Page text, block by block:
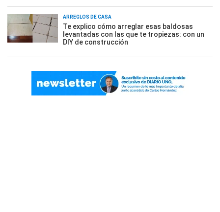
ARREGLOS DE CASA
Te explico cómo arreglar esas baldosas
levantadas con las que te tropiezas: con un
DIY de construcción